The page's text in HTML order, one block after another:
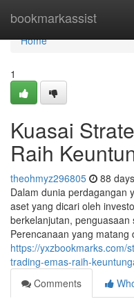
bookmarkassist
Home
Home
1
Kuasai
Raih
theohmyz296805 88
Dalam dunia perdagangan
aset yang dicari oleh
berkelanjutan,
Perencanaan yang matang
https://yxzbookmarks.com/
trading-emas-raih-
Comments